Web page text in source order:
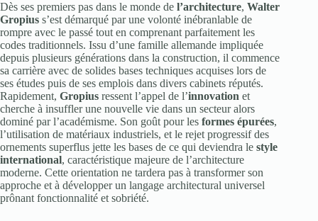
Dès ses premiers pas dans le monde de l’architecture, Walter
Gropius s’est démarqué par une volonté inébranlable de
rompre avec le passé tout en comprenant parfaitement les
codes traditionnels. Issu d’une famille allemande impliquée
depuis plusieurs générations dans la construction, il commence
sa carrière avec de solides bases techniques acquises lors de
ses études puis de ses emplois dans divers cabinets réputés.
Rapidement, Gropius ressent l’appel de l’innovation et
cherche à insuffler une nouvelle vie dans un secteur alors
dominé par l’académisme. Son goût pour les formes épurées,
l’utilisation de matériaux industriels, et le rejet progressif des
ornements superflus jette les bases de ce qui deviendra le style
international, caractéristique majeure de l’architecture
moderne. Cette orientation ne tardera pas à transformer son
approche et à développer un langage architectural universel
prônant fonctionnalité et sobriété.